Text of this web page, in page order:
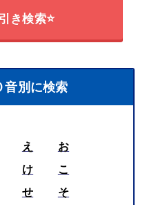
き検索⭐
音別に検索
え
お
け
こ
せ
そ